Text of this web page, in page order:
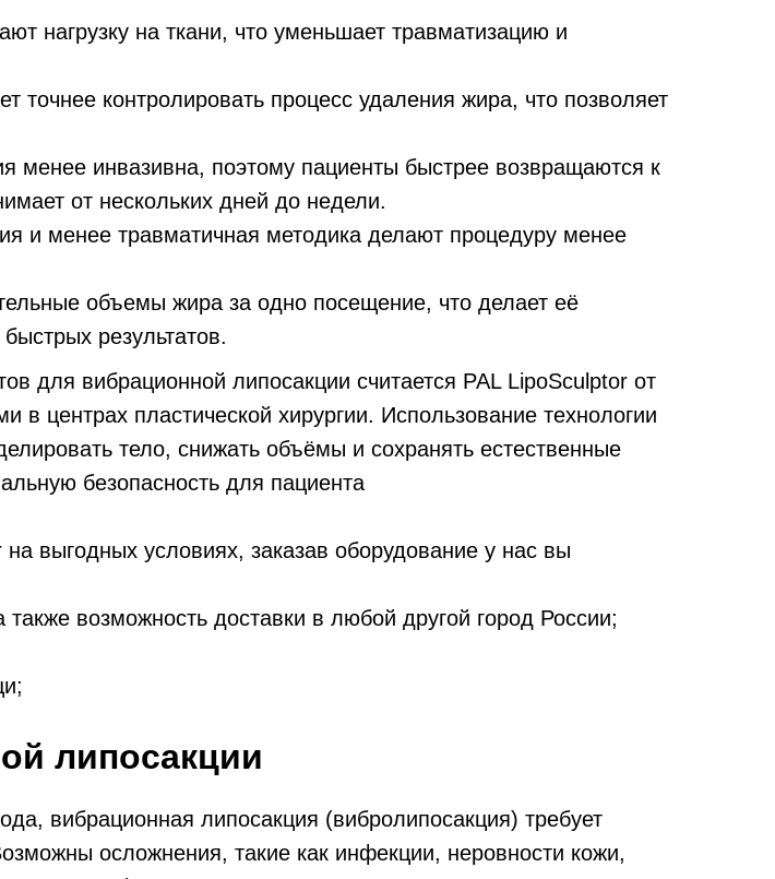
нагрузку на ткани, что уменьшает травматизацию и
точнее контролировать процесс удаления жира, что позволяет
менее инвазивна, поэтому пациенты быстрее возвращаются к
от нескольких дней до недели.
и менее травматичная методика делают процедуру менее
объемы жира за одно посещение, что делает её
результатов.
вибрационной липосакции считается PAL LipoSculptor от
центрах пластической хирургии. Использование технологии
тело, снижать объёмы и сохранять естественные
безопасность для пациента
выгодных условиях, заказав оборудование у нас вы
возможность доставки в любой другой город России;
липосакции
вибрационная липосакция (вибролипосакция) требует
осложнения, такие как инфекции, неровности кожи,